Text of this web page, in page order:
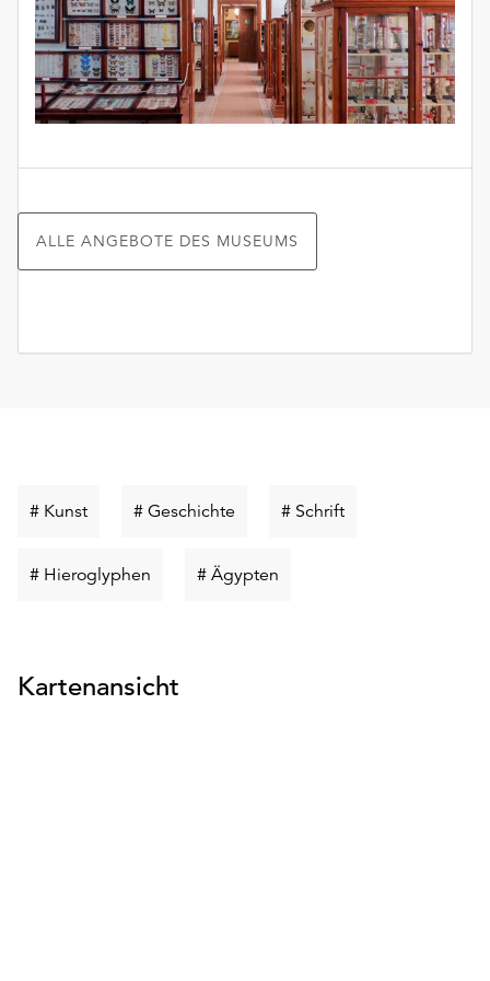
ALLE ANGEBOTE DES MUSEUMS
# KunstSchlüsselwort
# Geschichte Schlüsselwort
# SchriftSchlüsselwort
# Hieroglyphen Schlüsselwort
# Ägypten
Kartenansicht